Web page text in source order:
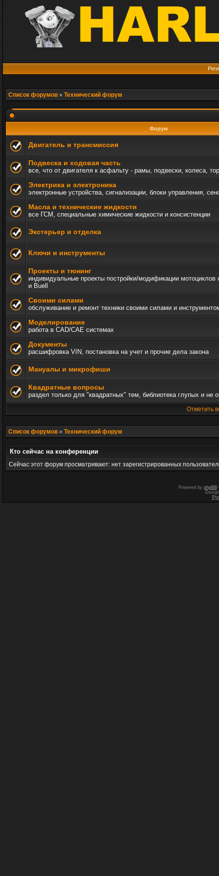
Список форумов » Технический форум
Форум
Двигатель и трансмиссия
Подвеска и ходовая часть
все, что от двигателя к асфальту - рамы, подвески, колеса,
Электрика и электроника
электронные устройства, сигнализации, блоки управления,
Масла и технические жидкости
все ГСМ, специальные химические жидкости и консистенции
Экстерьер и отделка
Ключи и инструменты
Проекты и тюнинг
индивидуальные проекты постройки/модификации мотоциклов
и Buell
Своими силами
обслуживание и ремонт техники своими силами и
Моделирование
работа в CAD/CAE системах
Документы
расшифровка VIN, постановка на учет и прочие дела закона
Мануалы и микрофиши
Квадратные вопросы
раздел только для "квадратных" тем, библиотека глупых и не
Отметить
Список форумов » Технический форум
Кто сейчас на конференции
Сейчас этот форум просматривают: нет зарегистрированных
Powered by phpBB